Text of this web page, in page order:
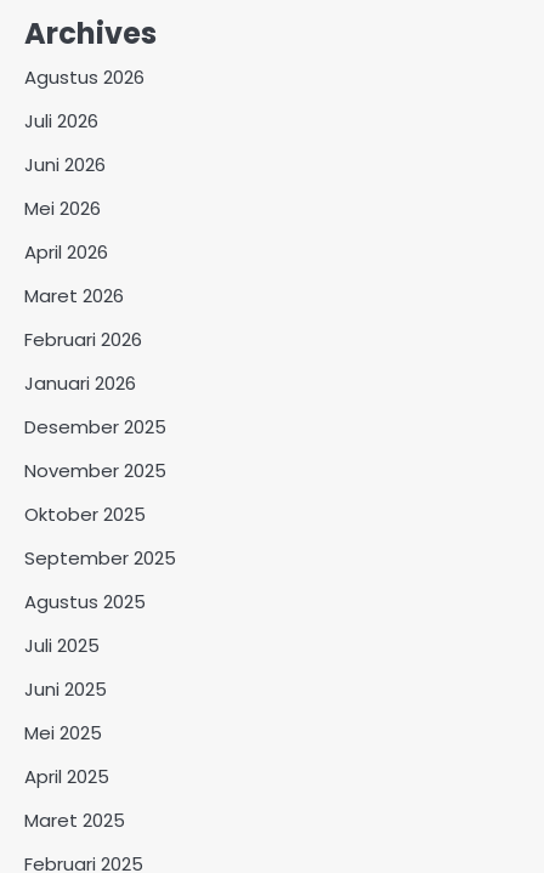
Archives
Agustus 2026
Juli 2026
Juni 2026
Mei 2026
April 2026
Maret 2026
Februari 2026
Januari 2026
Desember 2025
November 2025
Oktober 2025
September 2025
Agustus 2025
Juli 2025
Juni 2025
Mei 2025
April 2025
Maret 2025
Februari 2025